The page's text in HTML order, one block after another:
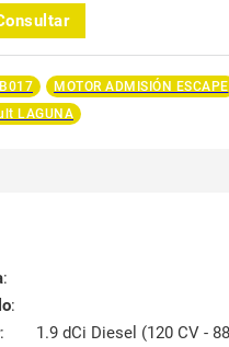
MOTOR ADMISIÓN ESCAPE
LAGUNA
:
:
:
1.9 dCi Diesel (120 CV -